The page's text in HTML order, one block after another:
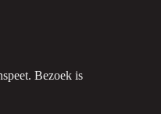
Bezoek is